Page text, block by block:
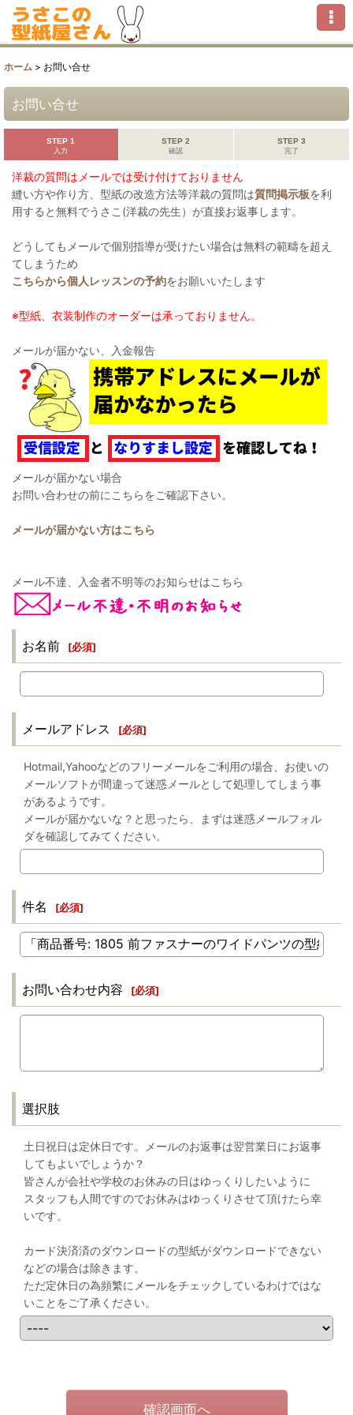
ホーム > お問い合せ
お問い合せ
STEP 1
入力
STEP 2
確認
STEP 3
完了
洋裁の質問はメールでは受け付けておりません
縫い方や作り方、型紙の改造方法等洋裁の質問は質問掲示板を利
用すると無料でうさこ(洋裁の先生）が直接お返事します。
どうしてもメールで個別指導が受けたい場合は無料の範疇を超え
てしまうため
こちらから個人レッスンの予約をお願いいたします
※型紙、衣装制作のオーダーは承っておりません。
メールが届かない、入金報告
メールが届かない場合
お問い合わせの前にこちらをご確認下さい。
メールが届かない方はこちら
メール不達、入金者不明等のお知らせはこちら
お名前 [必須]
メールアドレス [必須]
Hotmail,Yahooなどのフリーメールをご利用の場合、お使いの
メールソフトが間違って迷惑メールとして処理してしまう事
があるようです。
メールが届かないな？と思ったら、まずは迷惑メールフォル
ダを確認してみてください。
件名 [必須]
お問い合わせ内容 [必須]
選択肢
土日祝日は定休日です。メールのお返事は翌営業日にお返事
してもよいでしょうか？
皆さんが会社や学校のお休みの日はゆっくりしたいように
スタッフも人間ですのでお休みはゆっくりさせて頂けたら幸
いです。
カード決済済のダウンロードの型紙がダウンロードできない
などの場合は除きます。
ただ定休日の為頻繁にメールをチェックしているわけではな
いことをご了承ください。
確認画面へ